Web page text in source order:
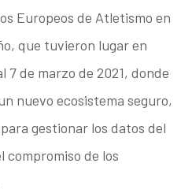
Europeos de Atletismo en
que tuvieron lugar en
7 de marzo de 2021, donde
nuevo ecosistema seguro,
gestionar los datos del
compromiso de los